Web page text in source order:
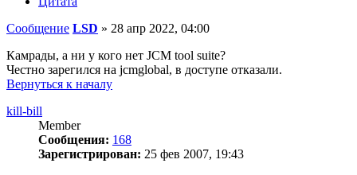
Сообщение LSD » 28 апр 2022, 04:00
Камрады, а ни у кого нет JCM tool suite?
Честно зарегился на jcmglobal, в доступе отказали.
Вернуться к началу
kill-bill
Member
Сообщения: 168
Зарегистрирован: 25 фев 2007, 19:43